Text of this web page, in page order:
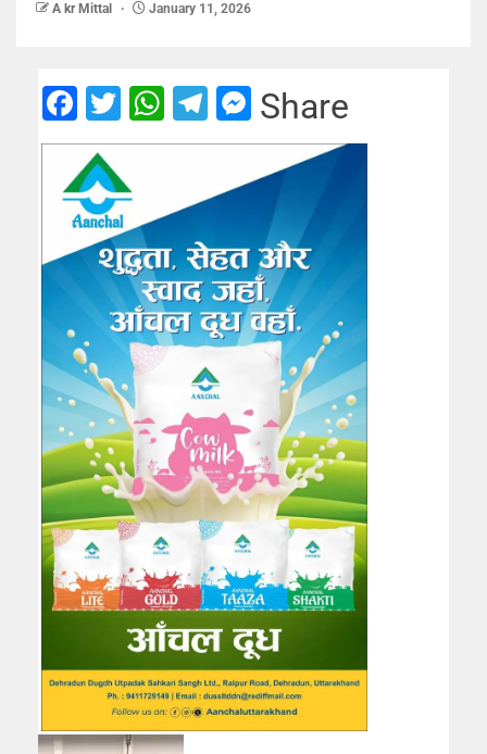
A kr Mittal January 11, 2026
Facebook
TwitterWhatsApp
Telegram
Messenger
Share